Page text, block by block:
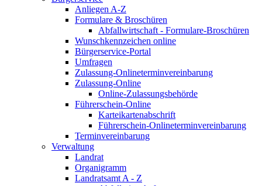
Anliegen A-Z
Formulare & Broschüren
Abfallwirtschaft - Formulare-Broschüren
Wunschkennzeichen online
Bürgerservice-Portal
Umfragen
Zulassung-Onlineterminvereinbarung
Zulassung-Online
Online-Zulassungsbehörde
Führerschein-Online
Karteikartenabschrift
Führerschein-Onlineterminvereinbarung
Terminvereinbarung
Verwaltung
Landrat
Organigramm
Landratsamt A - Z